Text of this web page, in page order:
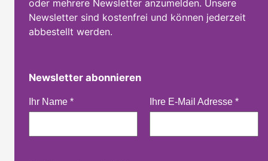
oder mehrere Newsletter anzumelden. Unsere
Newsletter sind kostenfrei und können jederzeit
abbestellt werden.
Newsletter abonnieren
Ihr Name * Ihre E-Mail Adresse *